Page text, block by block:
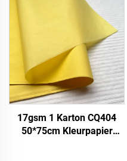
17gsm 1 Karton CQ404
50*75cm Kleurpapier